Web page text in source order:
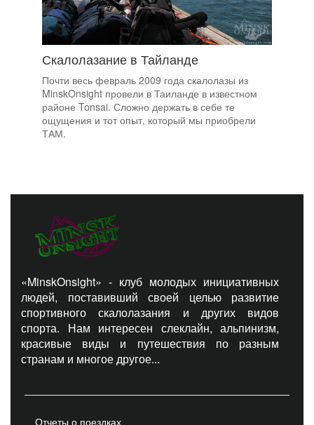
Скалолазание в Тайланде
Почти весь февраль 2009 года скалолазы из
MinskOnsight провели в Таиланде в известном
районе Tonsai. Сложно держать в себе те
ощущения и тот опыт, который мы приобрели
ТАМ.
«MinskOnsight» - клуб молодых инициативных
людей, поставивший своей целью развитие
спортивного скалолазания и других видов
спорта. Нам интересен слеклайн, альпинизм,
красивые виды и путешествия по разным
странам и многое другое...
Отчеты о поездках